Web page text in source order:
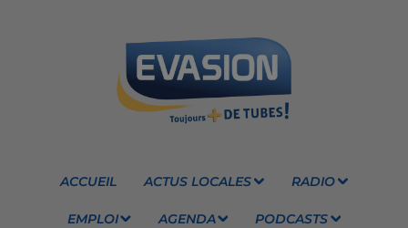
ACCUEIL ACTUS LOCALES RADIO
EMPLOI AGENDA PODCASTS